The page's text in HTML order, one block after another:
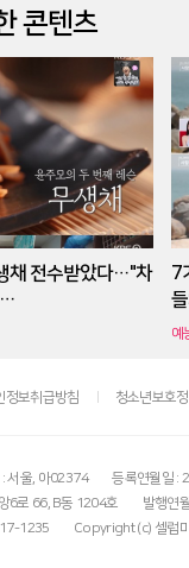
콘텐츠
채 전수받았다…"차
…
7
예
정보취급방침 청소년보호
서울, 아02374 등록연월일 :
6로 66, B동 1204호
발행연
1235 Copyright (c) 셀럽